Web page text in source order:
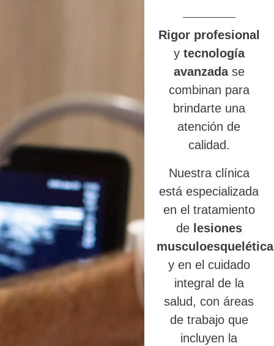
Rigor profesional
y tecnología
avanzadase
combinan para
brindarte una
atención de
calidad.
Nuestra clínica
está especializada
en el tratamiento
de lesiones
y en el cuidado
integral de la
salud, con áreas
de trabajo que
incluyen la